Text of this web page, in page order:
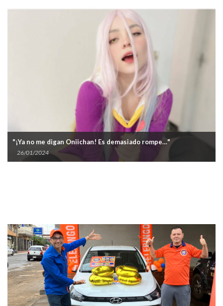
"¡Ya no me digan Oniichan! Es demasiado rompe…"
26/01/2024